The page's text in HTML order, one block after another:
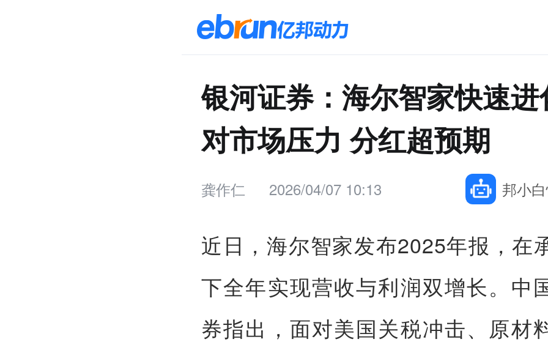
银河证券：海尔智家快速进
对市场压力 分红超预期
龚作仁 2026/04/07 10:13 邦小
近日，海尔智家发布2025年报，在
下全年实现营收与利润双增长。中
券指出，面对美国关税冲击、原材